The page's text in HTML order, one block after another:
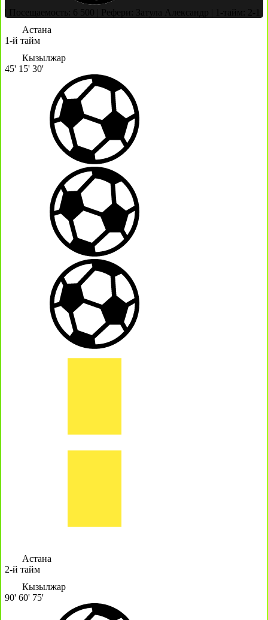
Посещаемость: 6 500 Рефери: Затула Александр
1-тайм: 2-1
Астана
1-й тайм
Кызылжар
45' 15' 30'
Астана
2-й тайм
Кызылжар
90' 60' 75'